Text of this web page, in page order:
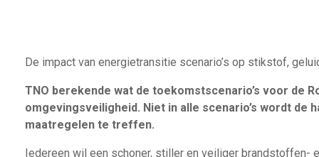
De impact van energietransitie scenario’s op stikstof,
TNO berekende wat de toekomstscenario’s voor de
omgevingsveiligheid. Niet in alle scenario’s wordt
maatregelen te treffen.
Iedereen wil een schoner, stiller en veiliger brandstoffen-